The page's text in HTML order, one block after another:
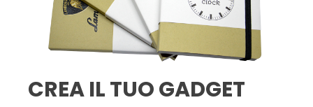
CREA IL TUO GADGET